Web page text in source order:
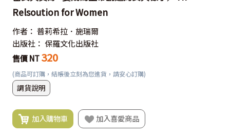
Relsoution for Women
作者： 普莉希拉．施瑞爾
出版社： 保羅文化出版社
售價 NT 320
(商品可訂購，結帳後立刻為您進貨，請安心訂購)
調貨說明
加入購物車 加入喜愛商品